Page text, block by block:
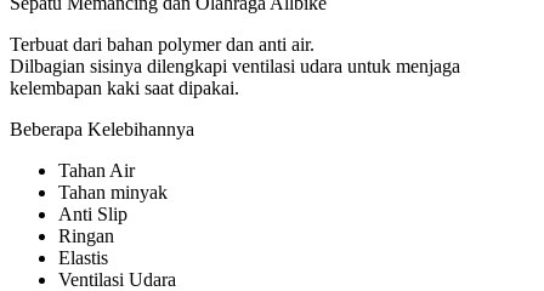
Terbuat dari bahan polymer dan anti air.
Dilbagian sisinya dilengkapi ventilasi udara untuk menjaga
kelembapan kaki saat dipakai.
Beberapa Kelebihannya
Tahan Air
Tahan minyak
Anti Slip
Ringan
Elastis
Ventilasi Udara